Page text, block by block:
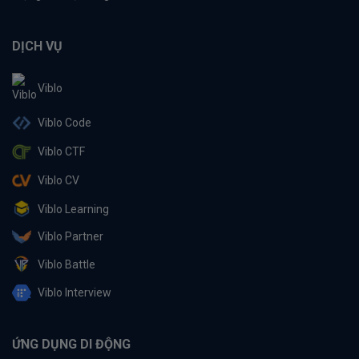
DỊCH VỤ
Viblo
Viblo Code
Viblo CTF
Viblo CV
Viblo Learning
Viblo Partner
Viblo Battle
Viblo Interview
ỨNG DỤNG DI ĐỘNG